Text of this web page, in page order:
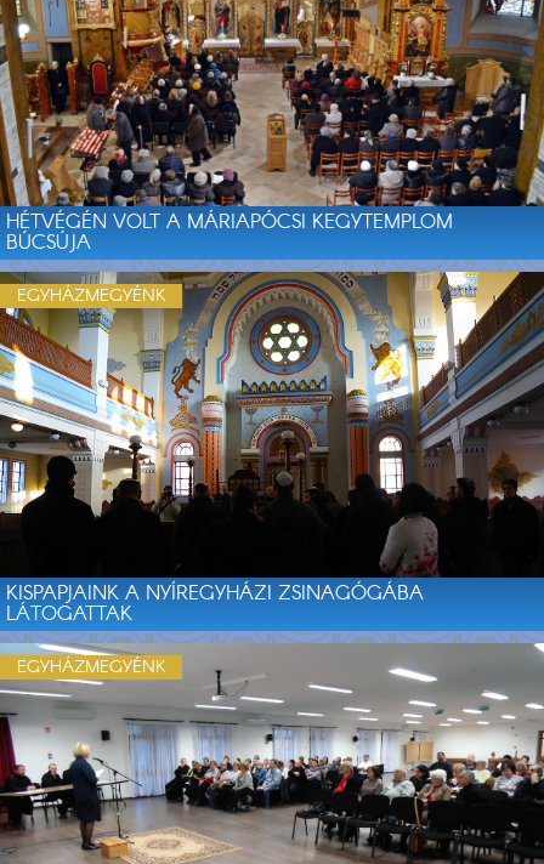
HÉTVÉGÉN VOLT A MÁRIAPÓCSI KEGYTEMPLOM
BÚCSÚJA
KISPAPJAINK A NYÍREGYHÁZI ZSINAGÓGÁBA
LÁTOGATTAK
EGYHÁZMEGYÉNK
EGYHÁZMEGYÉNK